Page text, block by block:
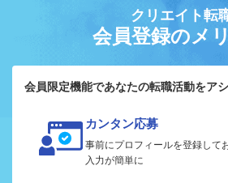
クリエイト転
会員登録のメ
会員限定機能であなたの転職活動をアシ
カンタン応募
事前にプロフィールを登録して
入力が簡単に